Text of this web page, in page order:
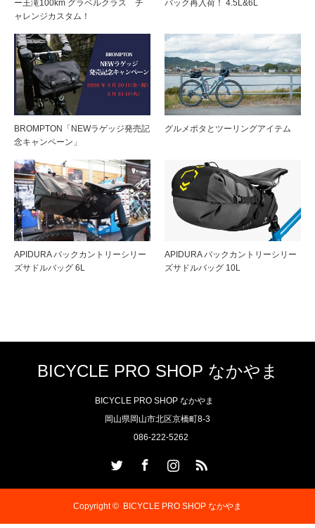
ー王滝100km グラベルクラス チ
ャレンジカスタム！
バック再入荷！ 4.5L&6L
BROMPTON「NEWラゲッジ発売記
念キャンペーン」
グルメポタとツーリングアイテム
APIDURA バックカントリーシリー
ズサドルバッグ 6L
APIDURA バックカントリーシリー
ズサドルバッグ 10L
BICYCLE PRO SHOP なかやま
BICYCLE PRO SHOP なかやま
岡山県岡山市北区京橋町8-3
086-222-5262
Copyright © BICYCLE PRO SHOP なかやま